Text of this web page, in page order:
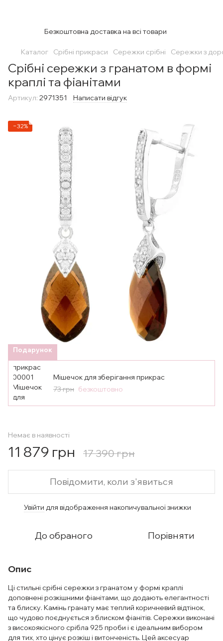
Безкоштовна доставка на всі товари
Каталог Срібні прикраси Сережки срібні Сережки з
Срібні сережки з гранатом в формі
краплі та фіанітами
Артикул: 2971351 Написати відгук
−32%
Подарунок
Мішечок для зберігання прикрас
73 грн безкоштовно
Немає в наявності
11 879 грн 17 390 грн
Повідомити, коли з'явиться
Увійти для відображення накопичувальної знижки
До обраного Порівняти
Опис
Ці стильні срібні сережки з гранатом у формі краплі
доповнені розкішними фіанітами, що додають елегантності
та блиску. Камінь гранату має теплий коричневий відтінок,
що чудово поєднується з блиском фіанітів. Сережки виконані
з високоякісного срібла 925 проби і є ідеальним вибором
для тих, хто цінує розкіш і витонченість. Цей аксесуар